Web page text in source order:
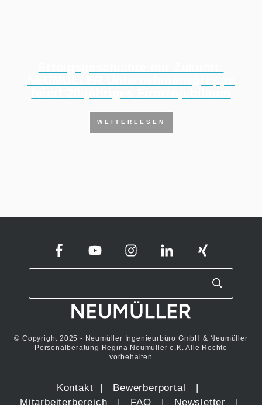
WEITERLESEN
© Copyright 2025 - Neumüller Ingenieurbüro GmbH & Neumüller
Personalberatung Regina Neumüller e.K. Alle Rechte
vorbehalten
Kontakt Bewerberportal
Mitarbeiterbereich
FAQ Newsletter